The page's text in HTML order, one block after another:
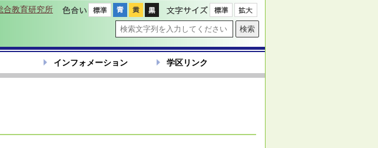
色合い 文字サイズ
合教育研究所
インフォメーション 学区リンク